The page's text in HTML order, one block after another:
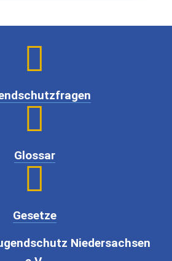


Glossar

Gesetze
Niedersachsen